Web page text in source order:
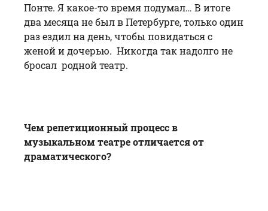
Понте. Я какое-то время подумал… В итоге
два месяца не был в Петербурге, только один
раз ездил на день, чтобы повидаться с
женой и дочерью. Никогда так надолго не
бросал родной театр.
Чем репетиционный процесс в
музыкальном театре отличается от
драматического?